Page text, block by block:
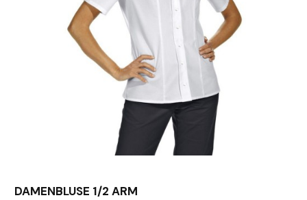
DAMENBLUSE 1/2 ARM